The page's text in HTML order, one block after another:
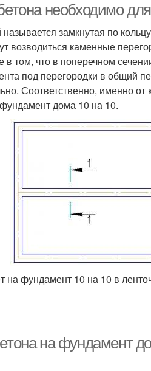
необходимо
замкнутая по
возводиться каменные
в том, что в поперечном
под перегородки в общий
Соответственно, именно от
дома 10 на 10.
на фундамент 10 на 10 в
на фундамент